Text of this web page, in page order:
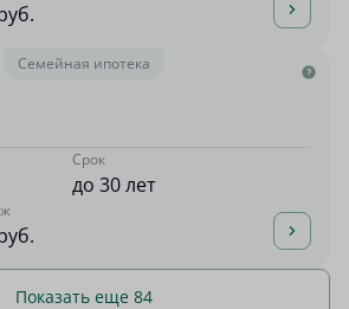
Семейная ипотека
Срок
до 30 лет
Показать еще 84